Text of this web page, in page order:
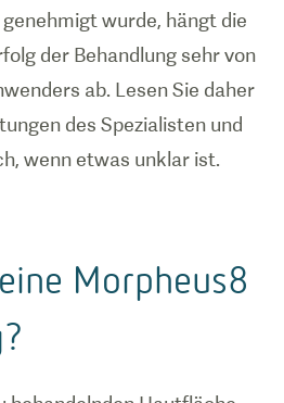
wurde, hängt die
der Behandlung sehr von
ab. Lesen Sie daher
des Spezialisten und
wenn etwas unklar ist.
Morpheus8